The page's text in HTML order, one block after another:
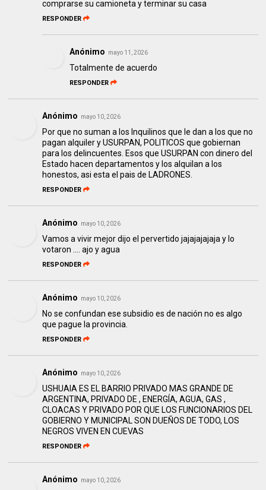
comprarse su camioneta y terminar su casa
RESPONDER
Anónimo mayo 11, 2026
Totalmente de acuerdo
RESPONDER
Anónimo mayo 10, 2026
Por que no suman a los Inquilinos que le dan a los que no
pagan alquiler y USURPAN, POLITICOS que gobiernan
para los delincuentes. Esos que USURPAN con dinero del
Estado hacen departamentos y los alquilan a los
honestos, asi esta el pais de LADRONES.
RESPONDER
Anónimo mayo 10, 2026
Vamos a vivir mejor dijo el pervertido jajajajajaja y lo
votaron .... ajo y agua
RESPONDER
Anónimo mayo 10, 2026
No se confundan ese subsidio es de nación no es algo
que pague la provincia.
RESPONDER
Anónimo mayo 10, 2026
USHUAIA ES EL BARRIO PRIVADO MAS GRANDE DE
ARGENTINA, PRIVADO DE , ENERGÍA, AGUA, GAS ,
CLOACAS Y PRIVADO POR QUE LOS FUNCIONARIOS DEL
GOBIERNO Y MUNICIPAL SON DUEÑOS DE TODO, LOS
NEGROS VIVEN EN CUEVAS
RESPONDER
Anónimo mayo 10, 2026